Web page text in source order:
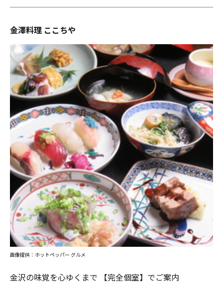
金澤料理 ここちや
金沢の味覚を心ゆくまで 【完全個室】でご案内
画像提供：ホットペッパー グルメ